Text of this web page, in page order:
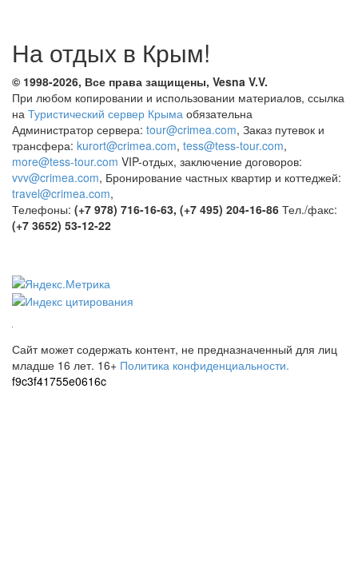
На отдых в Крым!
© 1998-2026, Все права защищены, Vesna V.V.
При любом копировании и использовании материалов, ссылка
на Туристический сервер Крыма обязательна
Администратор сервера: tour@crimea.com, Заказ путевок и
трансфера: kurort@crimea.com, tess@tess-tour.com,
more@tess-tour.com VIP-отдых, заключение договоров:
vvv@crimea.com, Бронирование частных квартир и коттеджей:
travel@crimea.com,
Телефоны: (+7 978) 716-16-63, (+7 495) 204-16-86 Тел./факс:
(+7 3652) 53-12-22
Сайт может содержать контент, не предназначенный для лиц
младше 16 лет. 16+ Политика конфиденциальности.
f9c3f41755e0616c